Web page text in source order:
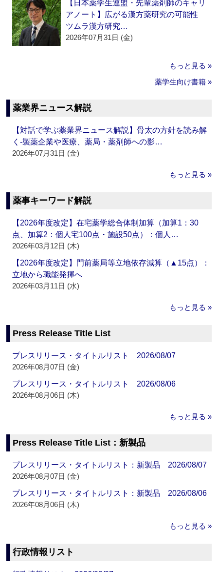
【日本薬学生連盟・先輩薬剤師のキャリ
アノート】広がる漢方薬研究の可能性
ツムラ漢方研究…
2026年07月31日 (金)
もっと見る »
薬学生向け書籍 »
薬業界ニュース解説
【対話で学ぶ薬業界ニュース解説】骨太の方針を読み解
く‐製薬企業や医療、薬局・薬剤師への影…
2026年07月31日 (金)
もっと見る »
薬事キーワード解説
【2026年度改定】在宅薬学総合体制加算（加算1：30
点、加算2：個人宅100点・施設50点）：個人…
2026年03月12日 (木)
【2026年度改定】門前薬局等立地依存減算（▲15点）：
立地から職能発揮へ
2026年03月11日 (水)
もっと見る »
Press Release Title List
プレスリリース・タイトルリスト 2026/08/07
2026年08月07日 (金)
プレスリリース・タイトルリスト 2026/08/06
2026年08月06日 (木)
もっと見る »
Press Release Title List：新製品
プレスリリース・タイトルリスト：新製品 2026/08/07
2026年08月07日 (金)
プレスリリース・タイトルリスト：新製品 2026/08/06
2026年08月06日 (木)
もっと見る »
行政情報リスト